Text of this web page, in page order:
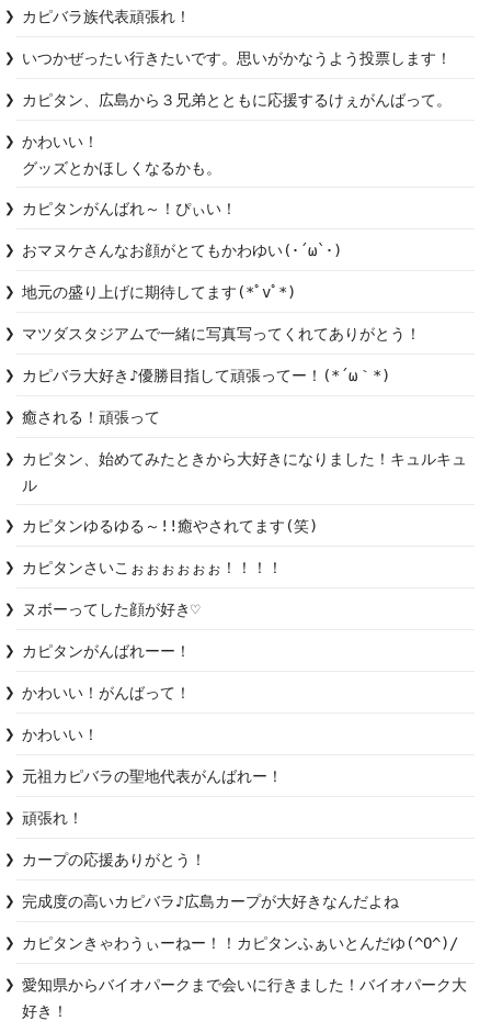
カピバラ族代表頑張れ！
いつかぜったい行きたいです。思いがかなうよう投票します！
カピタン、広島から３兄弟とともに応援するけぇがんばって。
かわいい！
グッズとかほしくなるかも。
カピタンがんばれ～！ぴぃい！
おマヌケさんなお顔がとてもかわゆい(･´ω`･)
地元の盛り上げに期待してます(*ﾟvﾟ*)
マツダスタジアムで一緒に写真写ってくれてありがとう！
カピバラ大好き♪優勝目指して頑張ってー！(*´ω｀*)
癒される！頑張って
カピタン、始めてみたときから大好きになりました！キュルキュ
ル
カピタンゆるゆる～!!癒やされてます(笑)
カピタンさいこぉぉぉぉぉぉ！！！！
ヌボーってした顔が好き♡
カピタンがんばれーー！
かわいい！がんばって！
かわいい！
元祖カピバラの聖地代表がんばれー！
頑張れ！
カープの応援ありがとう！
完成度の高いカピバラ♪広島カープが大好きなんだよね
カピタンきゃわうぃーねー！！カピタンふぁいとんだゆ(^O^)/
愛知県からバイオパークまで会いに行きました！バイオパーク大
好き！